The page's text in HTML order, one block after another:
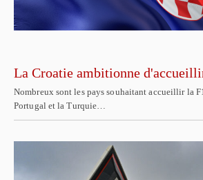
La Croatie ambitionne
Nombreux sont les pays souhaitant accueillir la
Portugal et la Turquie…